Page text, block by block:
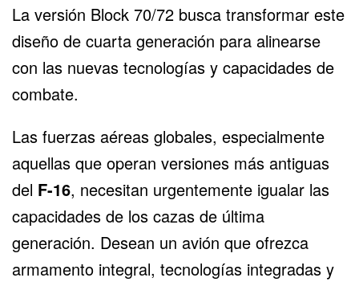
La versión Block 70/72 busca transformar este
diseño de cuarta generación para alinearse
con las nuevas tecnologías y capacidades de
combate.
Las fuerzas aéreas globales, especialmente
aquellas que operan versiones más antiguas
del F-16, necesitan urgentemente igualar las
capacidades de los cazas de última
generación. Desean un avión que ofrezca
armamento integral, tecnologías integradas y